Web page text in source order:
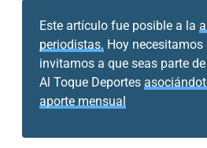
Este artículo fue posible a la
periodistas. Hoy necesitamos
invitamos a que seas parte
Al Toque Deportes
aporte mensual